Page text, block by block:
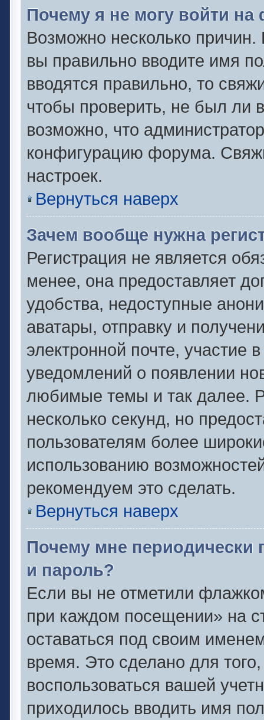
Почему я не могу войти
Возможно несколько
вы правильно вводите имя
вводятся правильно, то
чтобы проверить, не был ли
возможно, что
конфигурацию форума.
настроек.
Вернуться наверх
Зачем вообще нужна
Регистрация не является
менее, она предоставляет
удобства, недоступные
аватары, отправку и
электронной почте, участие
уведомлений о появлении
любимые темы и так далее.
несколько секунд, но
пользователям более
использованию
рекомендуем это сделать.
Вернуться наверх
Почему мне периодически
и пароль?
Если вы не отметили
при каждом посещении» на
оставаться под своим
время. Это сделано для
воспользоваться вашей
приходилось вводить имя